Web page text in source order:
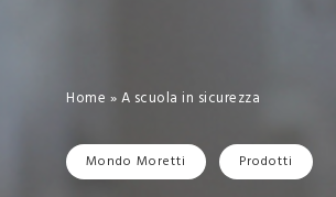
Home »A scuola in sicurezza
Mondo Moretti Prodotti